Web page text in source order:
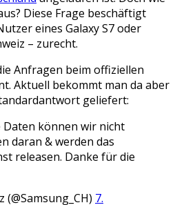
Diese Frage beschäftigt
eines Galaxy S7 oder
– zurecht.
Anfragen beim offiziellen
Aktuell bekommt man da aber
geliefert:
Daten können wir nicht
daran & werden das
releasen. Danke für die
7.